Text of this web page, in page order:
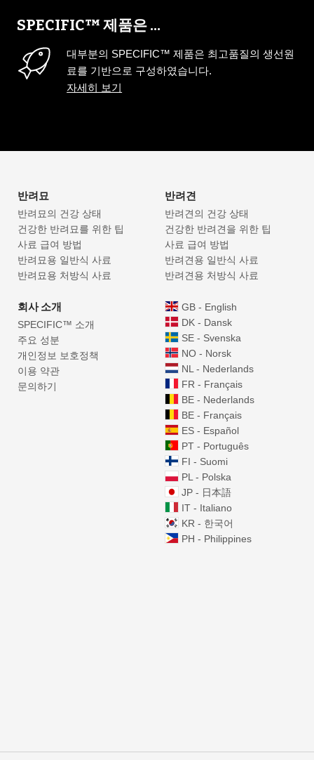
SPECIFIC™ 제품은 ...
대부분의 SPECIFIC™ 제품은 최고품질의 생선원
료를 기반으로 구성하였습니다.
자세히 보기
반려묘
반려묘의 건강 상태
건강한 반려묘를 위한 팁
사료 급여 방법
반려묘용 일반식 사료
반려묘용 처방식 사료
반려견
반려견의 건강 상태
건강한 반려견을 위한 팁
사료 급여 방법
반려견용 일반식 사료
반려견용 처방식 사료
회사 소개
SPECIFIC™ 소개
주요 성분
개인정보 보호정책
이용 약관
문의하기
GB - English
DK - Dansk
SE - Svenska
NO - Norsk
NL - Nederlands
FR - Français
BE - Nederlands
BE - Français
ES - Español
PT - Português
FI - Suomi
PL - Polska
JP - 日本語
IT - Italiano
KR - 한국어
PH - Philippines